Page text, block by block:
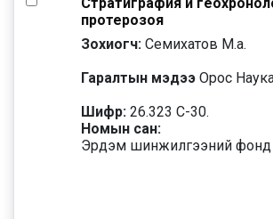
протерозоя
Зохиогч: Семихатов М.а.
Гаралтын мэдээ Орос
Шифр: 26.323 С-30.
Номын сан:
Эрдэм шинжилгээний фонд